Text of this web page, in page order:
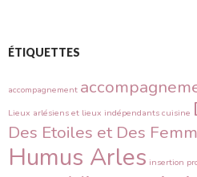
ÉTIQUETTES
accompagnement
Lieux arlésiens et lieux indépendants cuisine
Des Etoiles et Des
Humus Arles insertion